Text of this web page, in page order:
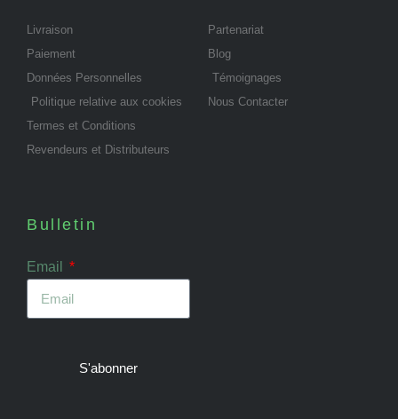
Livraison
Paiement
Données Personnelles
Politique relative aux cookies
Termes et Conditions
Revendeurs et Distributeurs
Partenariat
Blog
Témoignages
Nous Contacter
Bulletin
Email
S'abonner